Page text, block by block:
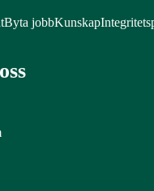
Byta jobbKunskap